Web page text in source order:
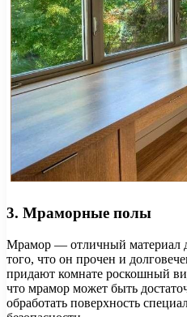
3. Мраморные полы
Мрамор — отличный материал
того, что он прочен и
придают комнате роскошный
что мрамор может быть
обработать поверхность